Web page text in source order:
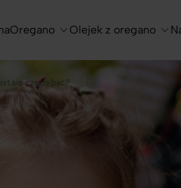
Oregano Olejek z oregano
się czego bać?